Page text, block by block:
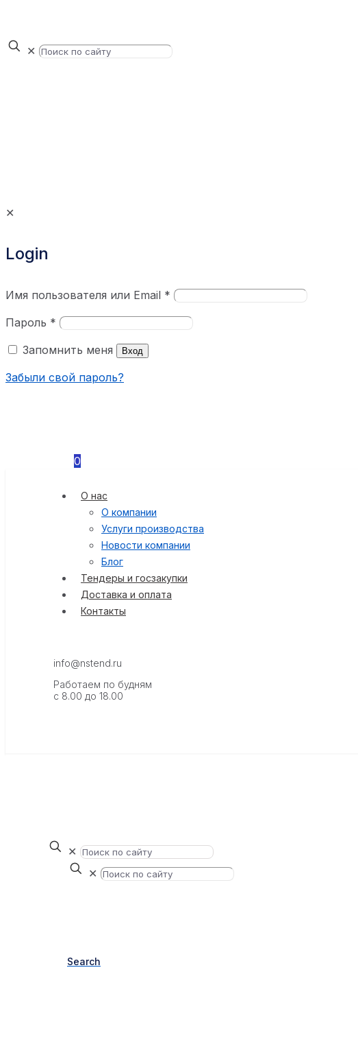
✕
✕
Login
Имя пользователя или Email *
Пароль *
Запомнить меня
Вход
Забыли свой пароль?
0
О нас
О компании
Услуги производства
Новости компании
Блог
Тендеры и госзакупки
Доставка и оплата
Контакты
info@nstend.ru
Работаем по будням
с 8.00 до 18.00
✕
✕
Search